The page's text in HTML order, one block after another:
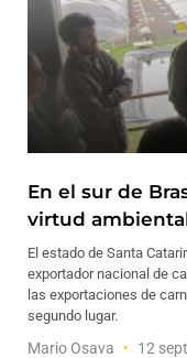
En el sur de
virtud
El estado de Santa
exportador nacional de
las exportaciones de
segundo lugar.
Mario Osava 12